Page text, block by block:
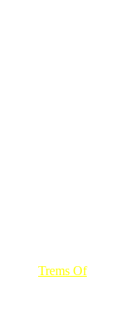
Trems Of